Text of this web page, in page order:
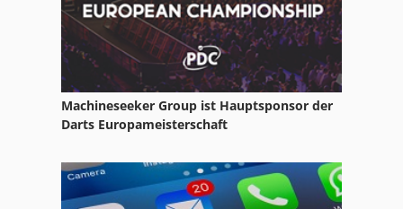
Machineseeker Group ist Hauptsponsor der
Darts Europameisterschaft